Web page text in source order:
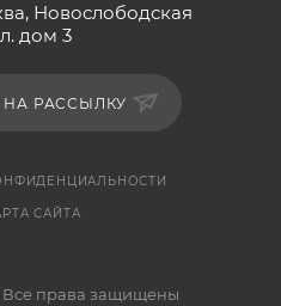
Новослободская
дом 3
РАССЫЛКУ
САЙТА
Все права защищены